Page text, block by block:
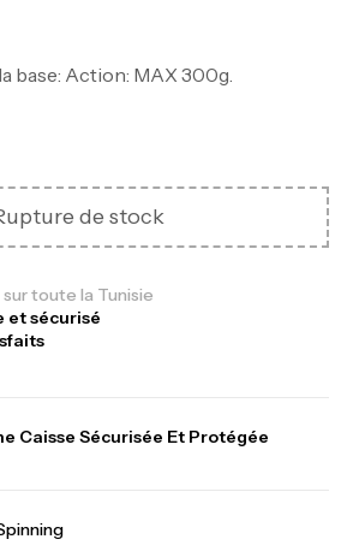
base: Action: MAX 300g.
de stock
sur toute la Tunisie
et sécurisé
Caisse Sécurisée Et Protégée